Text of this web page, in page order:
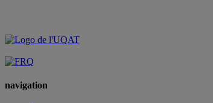
navigation